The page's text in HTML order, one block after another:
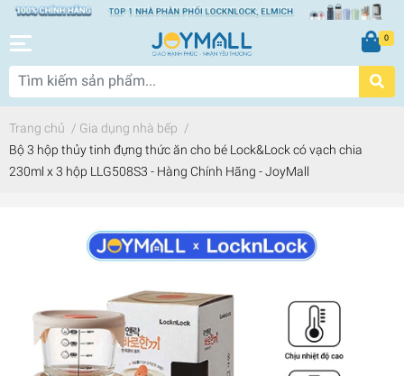
0
Trang chủ / Gia dụng nhà bếp /
Bộ 3 hộp thủy tinh đựng thức ăn cho bé Lock&Lock có vạch chia
230ml x 3 hộp LLG508S3 - Hàng Chính Hãng - JoyMall